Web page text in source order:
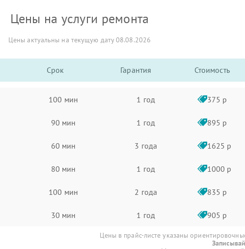
Цены на услуги ремонта
Цены актуальны на текущую дату 08.08.2026
Срок Гарантия Стоимость
100 мин 1 год 375 р
90 мин 1 год 895 р
60 мин 3 года 1625 р
80 мин 1 год 1000 р
100 мин 2 года 835 р
30 мин 1 год 905 р
Цены в прайс-листе указаны